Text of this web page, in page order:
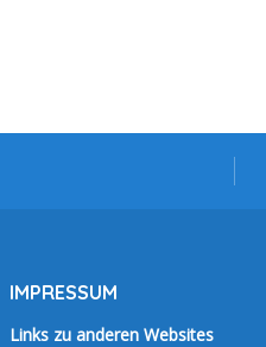
IMPRESSUM
Links zu anderen Websites